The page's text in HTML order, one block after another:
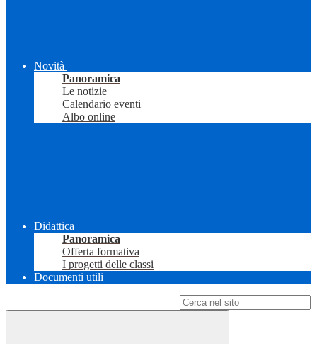
Novità
Panoramica
Le notizie
Calendario eventi
Albo online
Didattica
Panoramica
Offerta formativa
I progetti delle classi
Documenti utili